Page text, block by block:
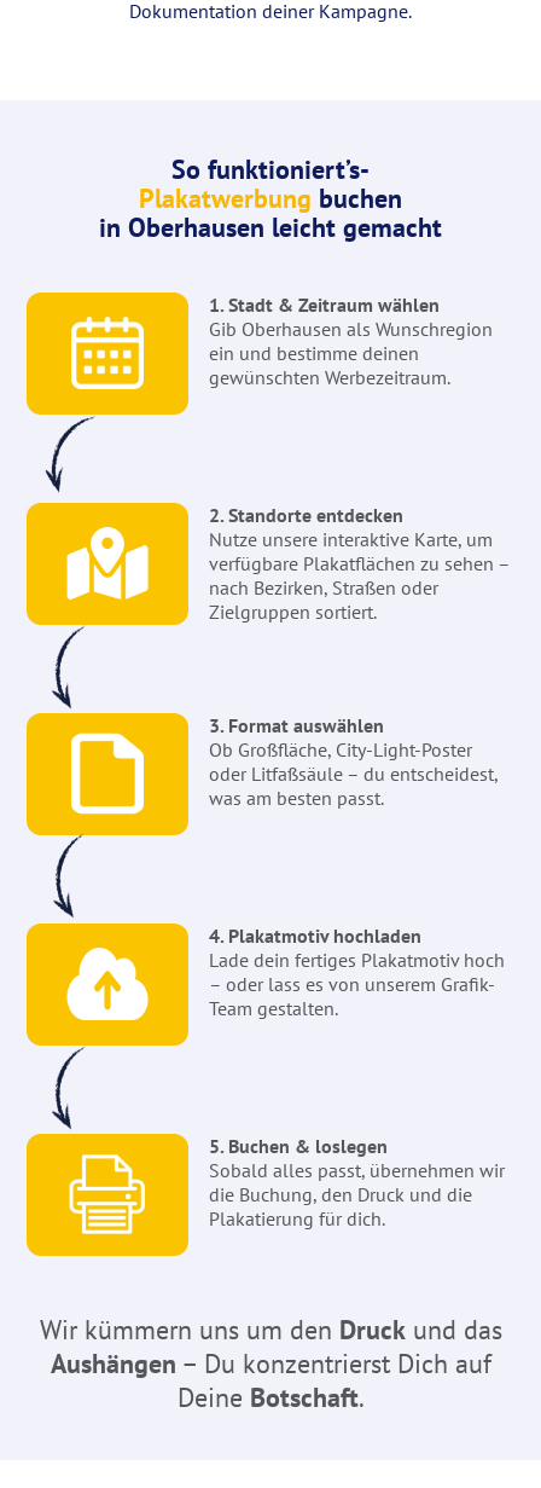
Dokumentation deiner Kampagne.
So funktioniert’s-
Plakatwerbung buchen
in Oberhausen leicht gemacht
1. Stadt & Zeitraum wählen
Gib Oberhausen als Wunschregion
ein und bestimme deinen
gewünschten Werbezeitraum.
2. Standorte entdecken
Nutze unsere interaktive Karte, um
verfügbare Plakatflächen zu sehen –
nach Bezirken, Straßen oder
Zielgruppen sortiert.
3. Format auswählen
Ob Großfläche, City-Light-Poster
oder Litfaßsäule – du entscheidest,
was am besten passt.
4. Plakatmotiv hochladen
Lade dein fertiges Plakatmotiv hoch
– oder lass es von unserem Grafik-
Team gestalten.
5. Buchen & loslegen
Sobald alles passt, übernehmen wir
die Buchung, den Druck und die
Plakatierung für dich.
Wir kümmern uns um den Druckund das
Aushängen – Du konzentrierst Dich auf
Deine Botschaft.